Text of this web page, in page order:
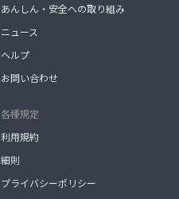
あんしん・安全への取り組み
ニュース
ヘルプ
お問い合わせ
各種規定
利用規約
細則
プライバシーポリシー